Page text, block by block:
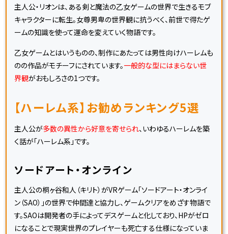
主人公・リオンは、ある剣と魔法の乙女ゲームの世界で生きるモブ
キャラクターに転生。女尊男卑の世界観に抗うべく、前世で得たゲ
ームの知識を使って運命を変えていく物語です。
乙女ゲームとはいうものの、制作にあたっては男性向けハーレムも
のの作品がモチーフにされています。一般的な型にはまらない世
界観がおもしろさの1つです。
【ハーレム系】お勧めランキング5選
主人公が多数の異性から好意を寄せられ、いわゆるハーレムを築
く話が「ハーレム系」です。
ソードアート・オンライン
主人公の桐ヶ谷和人（キリト）がVRゲーム「ソードアート・オンライ
ン（SAO）」の世界で仲間達と協力し、ゲームクリアをめざす物語で
す。SAOは開発者の手によってデスゲームと化しており、HPがゼロ
になることで現実世界のプレイヤーも死亡する仕様になっていま